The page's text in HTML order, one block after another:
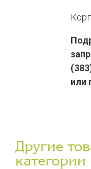
или
Другие
категории